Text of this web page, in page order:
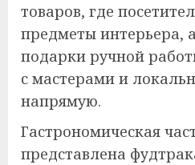
товаров, где
предметы интерьера,
подарки ручной
с мастерами и
напрямую.
Гастрономическая
представлена